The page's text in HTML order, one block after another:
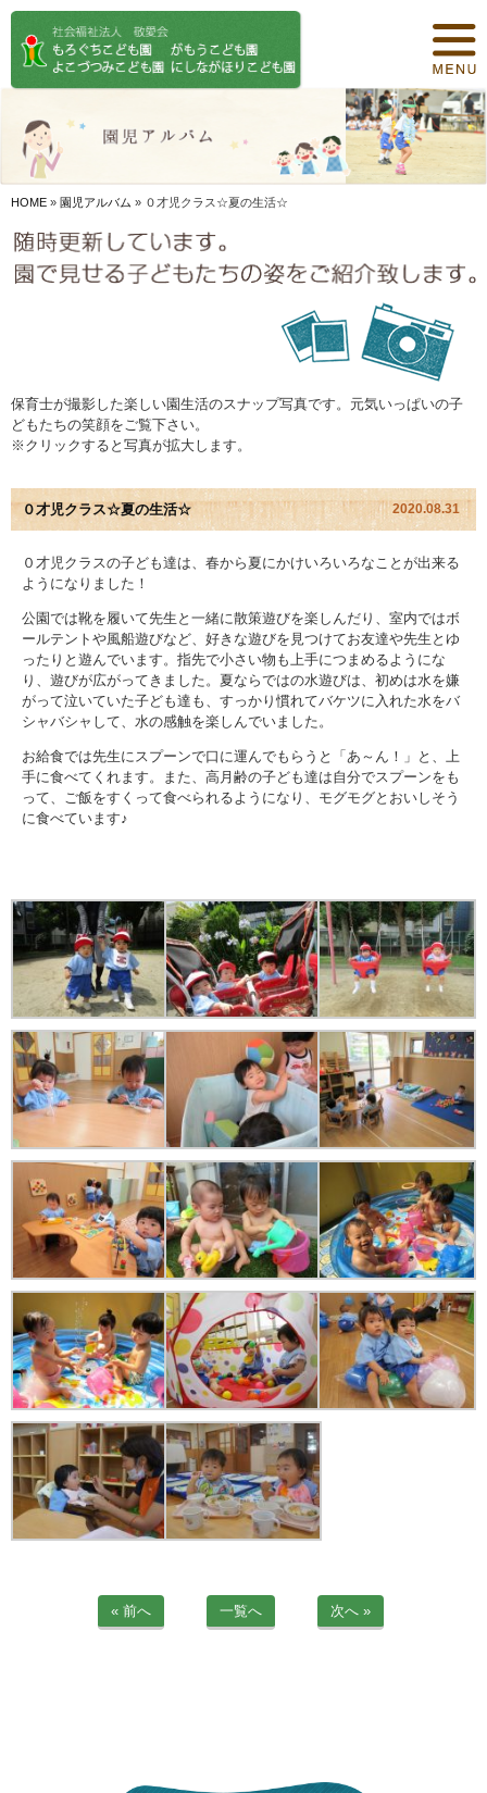
HOME » 園児アルバム » ０才児クラス☆夏の生活☆
保育士が撮影した楽しい園生活のスナップ写真です。元気いっぱいの子
どもたちの笑顔をご覧下さい。
※クリックすると写真が拡大します。
０才児クラス☆夏の生活☆ 2020.08.31
０才児クラスの子ども達は、春から夏にかけいろいろなことが出来る
ようになりました！
公園では靴を履いて先生と一緒に散策遊びを楽しんだり、室内ではボ
ールテントや風船遊びなど、好きな遊びを見つけてお友達や先生とゆ
ったりと遊んでいます。指先で小さい物も上手につまめるようにな
り、遊びが広がってきました。夏ならではの水遊びは、初めは水を嫌
がって泣いていた子ども達も、すっかり慣れてバケツに入れた水をバ
シャバシャして、水の感触を楽しんでいました。
お給食では先生にスプーンで口に運んでもらうと「あ～ん！」と、上
手に食べてくれます。また、高月齢の子ども達は自分でスプーンをも
って、ご飯をすくって食べられるようになり、モグモグとおいしそう
に食べています♪
« 前へ 一覧へ 次へ »
保育について
食事について
オリジナル保育
年間行事
お知らせ
園児アルバム
採用情報
よくあるご質問
ケイアイクラブ
勤務証明書
苦情解決公表
法人詳細情報
重要事項説明書
第三者評価報告書
園の自己評価公表
防災計画
06-6915-8558